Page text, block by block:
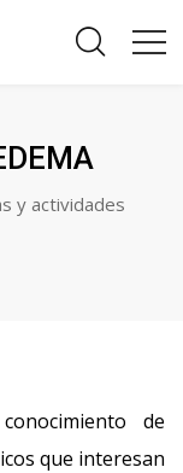
y actividades
de
que interesan